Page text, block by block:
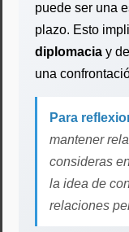
puede ser una
plazo. Esto
diplomacia y
una
Para
mantener
consideras
la idea de
relaciones